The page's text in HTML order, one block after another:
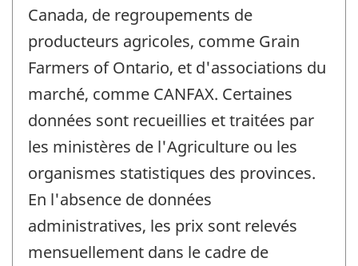
Canada, de regroupements de
producteurs agricoles, comme Grain
Farmers of Ontario, et d'associations du
marché, comme CANFAX. Certaines
données sont recueillies et traitées par
les ministères de l'Agriculture ou les
organismes statistiques des provinces.
En l'absence de données
administratives, les prix sont relevés
mensuellement dans le cadre de